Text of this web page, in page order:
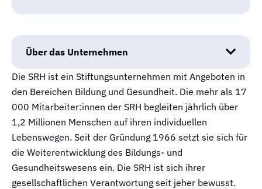
Über das Unternehmen
Die SRH ist ein Stiftungsunternehmen mit Angeboten in
den Bereichen Bildung und Gesundheit. Die mehr als 17
000 Mitarbeiter:innen der SRH begleiten jährlich über
1,2 Millionen Menschen auf ihren individuellen
Lebenswegen. Seit der Gründung 1966 setzt sie sich für
die Weiterentwicklung des Bildungs- und
Gesundheitswesens ein. Die SRH ist sich ihrer
gesellschaftlichen Verantwortung seit jeher bewusst.